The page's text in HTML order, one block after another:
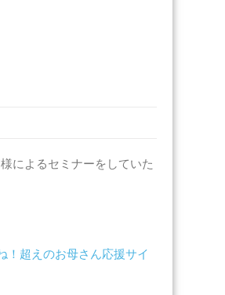
によるセミナーをしていた
！超えのお母さん応援サイ